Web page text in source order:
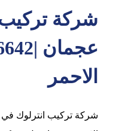
شركة
الاحمر